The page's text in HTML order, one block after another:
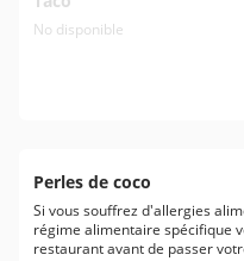
No disponible
Perles de coco
Si vous souffrez d'allergies
régime alimentaire spécifique
restaurant avant de passer